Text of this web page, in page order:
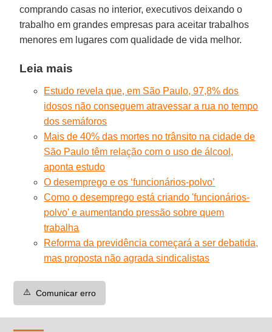
comprando casas no interior, executivos deixando o
trabalho em grandes empresas para aceitar trabalhos
menores em lugares com qualidade de vida melhor.
Leia mais
Estudo revela que, em São Paulo, 97,8% dos
idosos não conseguem atravessar a rua no tempo
dos semáforos
Mais de 40% das mortes no trânsito na cidade de
São Paulo têm relação com o uso de álcool,
aponta estudo
O desemprego e os ‘funcionários-polvo’
Como o desemprego está criando 'funcionários-
polvo' e aumentando pressão sobre quem
trabalha
Reforma da previdência começará a ser debatida,
mas proposta não agrada sindicalistas
⚠️ Comunicar erro